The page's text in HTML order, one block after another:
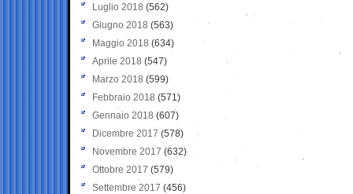
Luglio 2018 (562)
Giugno 2018 (563)
Maggio 2018 (634)
Aprile 2018 (547)
Marzo 2018 (599)
Febbraio 2018 (571)
Gennaio 2018 (607)
Dicembre 2017 (578)
Novembre 2017 (632)
Ottobre 2017 (579)
Settembre 2017 (456)